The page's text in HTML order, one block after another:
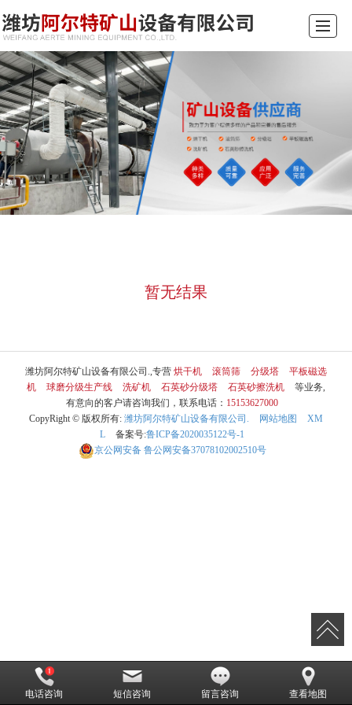
首页 关于我们 产品展示 新闻动态
暂无结果
潍坊阿尔特矿山设备有限公司.,专营 烘干机 滚筒筛 分级塔
平板磁选
机
球磨分级生产线 洗矿机 石英砂分级塔 石英砂擦洗机
等业务,
有意向的客户请咨询我们，联系电话： 15153627000
CopyRight © 版权所有: 潍坊阿尔特矿山设备有限公司. 网站地图
XM
L
备案号:鲁ICP备2020035122号-1
京公网安备鲁公网安备37078102002510号
电话咨询 短信咨询 留言咨询 查看地图